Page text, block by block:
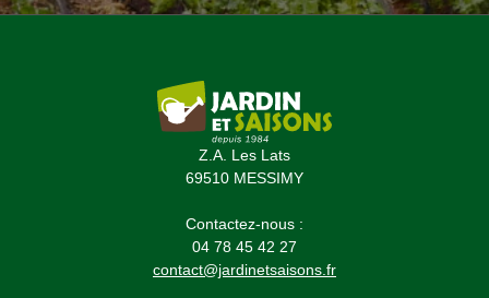
Z.A. Les Lats
69510 MESSIMY
Contactez-nous :
04 78 45 42 27
contact@jardinetsaisons.fr